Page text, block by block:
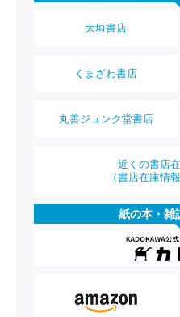
大垣書店
くまざわ書店
丸善ジュンク堂書店
近くの書店
（書店在庫情
紙の本・雑